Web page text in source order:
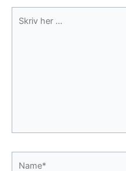
her